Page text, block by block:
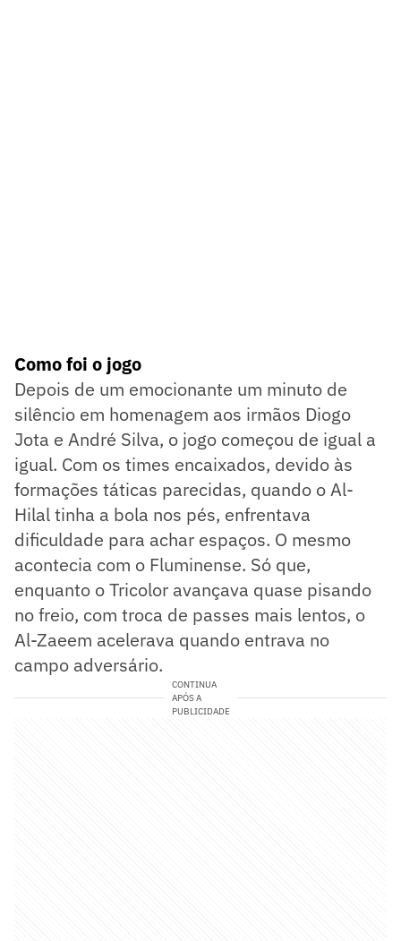
Como foi o jogo
Depois de um emocionante um minuto de
silêncio em homenagem aos irmãos Diogo
Jota e André Silva, o jogo começou de igual a
igual. Com os times encaixados, devido às
formações táticas parecidas, quando o Al-
Hilal tinha a bola nos pés, enfrentava
dificuldade para achar espaços. O mesmo
acontecia com o Fluminense. Só que,
enquanto o Tricolor avançava quase pisando
no freio, com troca de passes mais lentos, o
Al-Zaeem acelerava quando entrava no
campo adversário.
CONTINUA
APÓS A
PUBLICIDADE